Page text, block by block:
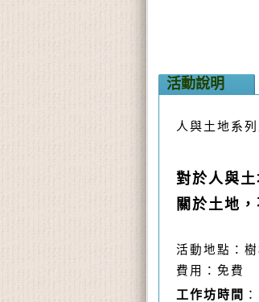
活動說明
人與土地系
對於人與
關於土地
活動地點：
費用：免費
工作坊時間 ：